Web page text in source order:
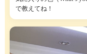
で教えてね！